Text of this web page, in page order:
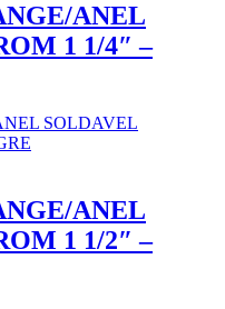
ANEL
1 1/4″ –
ANEL
1 1/2″ –